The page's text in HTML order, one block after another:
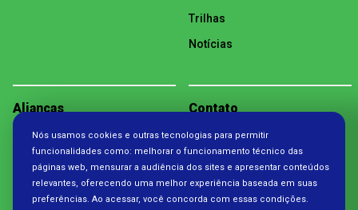
Trilhas
Notícias
Alianças Contato
Política de Privacidade
Nós usamos cookies e outras tecnologias para permitir
funcionalidades como: melhorar o funcionamento técnico das
páginas web, mensurar a audiência dos sites e apresentar conteúdos
relevantes, oferecendo uma melhor experiência baseada em suas
preferências. Ao acessar, você concorda com essas condições.